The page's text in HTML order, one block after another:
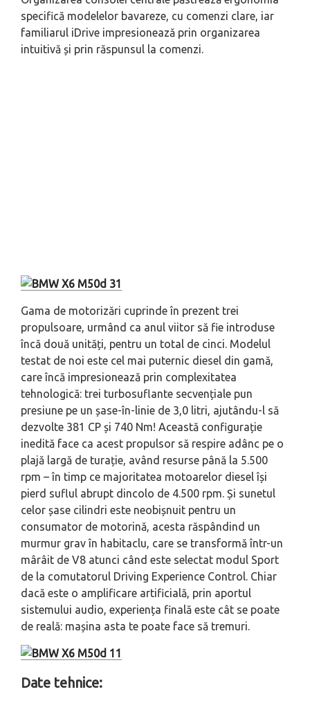
specifică modelelor bavareze, cu comenzi clare, iar
familiarul iDrive impresionează prin organizarea
intuitivă și prin răspunsul la comenzi.
Gama de motorizări cuprinde în prezent trei
propulsoare, urmând ca anul viitor să fie introduse
încă două unități, pentru un total de cinci. Modelul
testat de noi este cel mai puternic diesel din gamă,
care încă impresionează prin complexitatea
tehnologică: trei turbosuflante secvențiale pun
presiune pe un șase-în-linie de 3,0 litri, ajutându-l să
dezvolte 381 CP și 740 Nm! Această configurație
inedită face ca acest propulsor să respire adânc pe o
plajă largă de turație, având resurse până la 5.500
rpm – în timp ce majoritatea motoarelor diesel își
pierd suflul abrupt dincolo de 4.500 rpm. Și sunetul
celor șase cilindri este neobișnuit pentru un
consumator de motorină, acesta răspândind un
murmur grav în habitaclu, care se transformă într-un
mârâit de V8 atunci când este selectat modul Sport
de la comutatorul Driving Experience Control. Chiar
dacă este o amplificare artificială, prin aportul
sistemului audio, experiența finală este cât se poate
de reală: mașina asta te poate face să tremuri.
Date tehnice: